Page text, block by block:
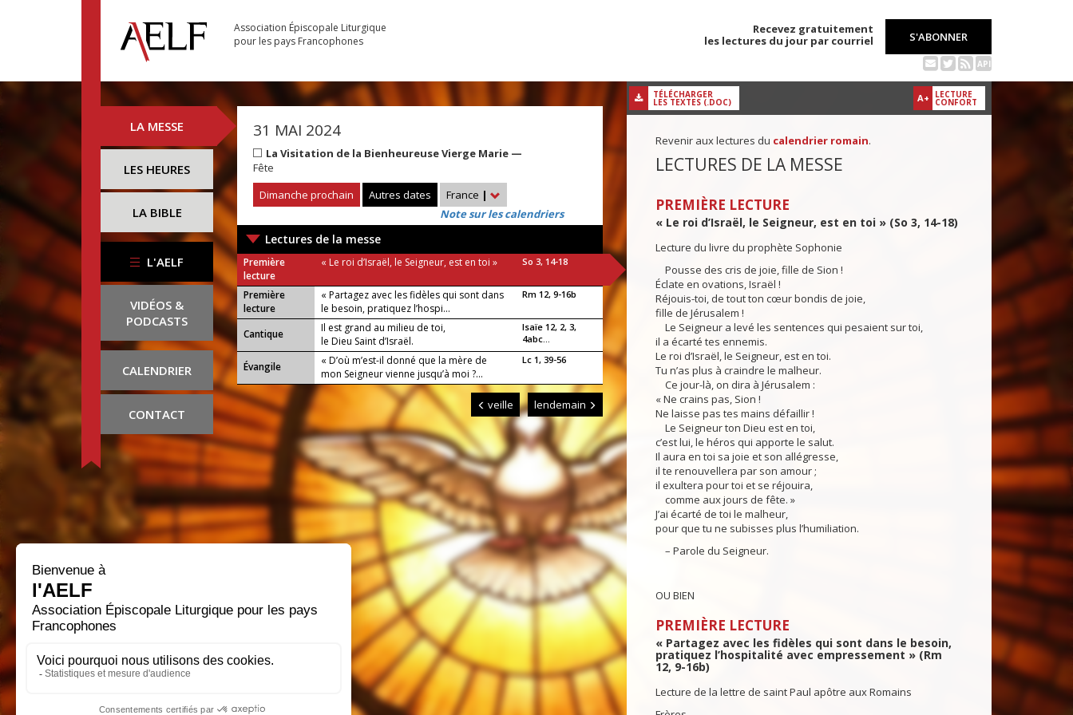
Association Épiscopale Liturgique
pour les pays Francophones
Recevez gratuitement
les lectures du jour par courriel
S'ABONNER
API
LA MESSE
LES HEURES
LA BIBLE
L'AELF
VIDÉOS &
PODCASTS
CALENDRIER
CONTACT
31 MAI 2024
La Visitation de la Bienheureuse Vierge Marie —
Fête
Dimanche prochain
Autres dates France |
Note sur les calendriers
Lectures de la messe
Première
lecture
« Le roi d’Israël, le Seigneur, est en toi » So 3, 14-18
Première
lecture
« Partagez avec les fidèles qui sont dans
le besoin, pratiquez l’hospi...
Rm 12, 9-16b
Cantique
Il est grand au milieu de toi,
le Dieu Saint d’Israël.
Isaïe 12, 2, 3,
4abc...
Évangile
« D’où m’est-il donné que la mère de
mon Seigneur vienne jusqu’à moi ?...
Lc 1, 39-56
veille lendemain
A+ LECTURE
CONFORT
TÉLÉCHARGER
LES TEXTES (.DOC)
Revenir aux lectures du calendrier romain.
LECTURES DE LA MESSE
PREMIÈRE LECTURE
« Le roi d’Israël, le Seigneur, est en toi » (So 3, 14-18)
Lecture du livre du prophète Sophonie
Pousse des cris de joie, fille de Sion !
Éclate en ovations, Israël !
Réjouis-toi, de tout ton cœur bondis de joie,
fille de Jérusalem !
Le Seigneur a levé les sentences qui pesaient sur toi,
il a écarté tes ennemis.
Le roi d’Israël, le Seigneur, est en toi.
Tu n’as plus à craindre le malheur.
Ce jour-là, on dira à Jérusalem :
« Ne crains pas, Sion !
Ne laisse pas tes mains défaillir !
Le Seigneur ton Dieu est en toi,
c’est lui, le héros qui apporte le salut.
Il aura en toi sa joie et son allégresse,
il te renouvellera par son amour ;
il exultera pour toi et se réjouira,
comme aux jours de fête. »
J’ai écarté de toi le malheur,
pour que tu ne subisses plus l’humiliation.
– Parole du Seigneur.
OU BIEN
PREMIÈRE LECTURE
« Partagez avec les fidèles qui sont dans le besoin,
pratiquez l’hospitalité avec empressement » (Rm
12, 9-16b)
Lecture de la lettre de saint Paul apôtre aux Romains